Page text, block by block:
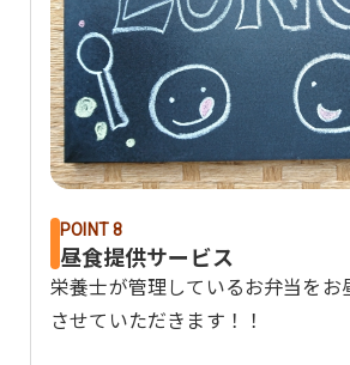
POINT 8
昼食提供サービス
栄養士が管理しているお弁当をお
させていただきます！！